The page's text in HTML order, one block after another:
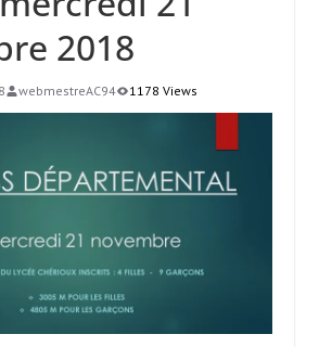
2018
webmestreAC94 1178 Views